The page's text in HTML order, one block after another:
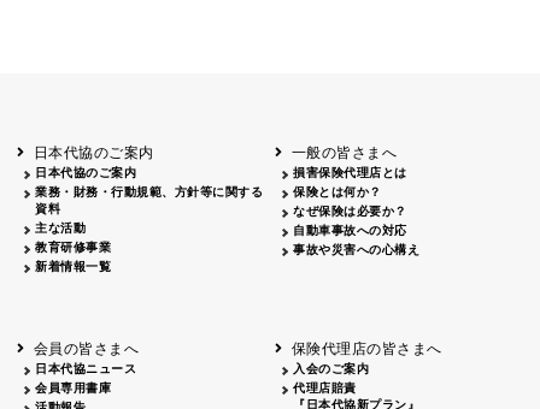
日本代協のご案内
日本代協のご案内
業務・財務・行動規範、方針等に関する
資料
主な活動
教育研修事業
新着情報一覧
一般の皆さまへ
損害保険代理店とは
保険とは何か？
なぜ保険は必要か？
自動車事故への対応
事故や災害への心構え
会員の皆さまへ
日本代協ニュース
会員専用書庫
保険代理店の皆さまへ
入会のご案内
代理店賠責
『日本代協新プラン』